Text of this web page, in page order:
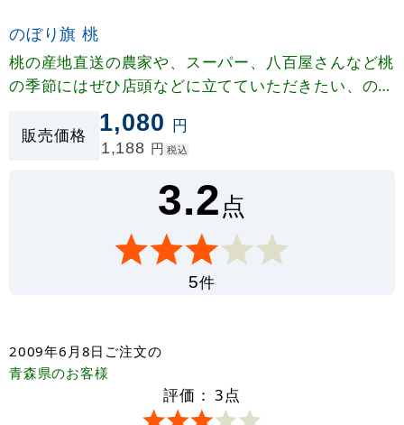
のぼり旗 桃
桃の産地直送の農家や、スーパー、八百屋さんなど桃
の季節にはぜひ店頭などに立てていただきたい、のぼ
り旗です。 季節商品の販促のお手伝いに、オススメ
の1枚です。
販売価格 1,080 円
1,188 円 税込
3.2点
5件
2009年6月8日 ご注文の
青森県のお客様
評価： 3点